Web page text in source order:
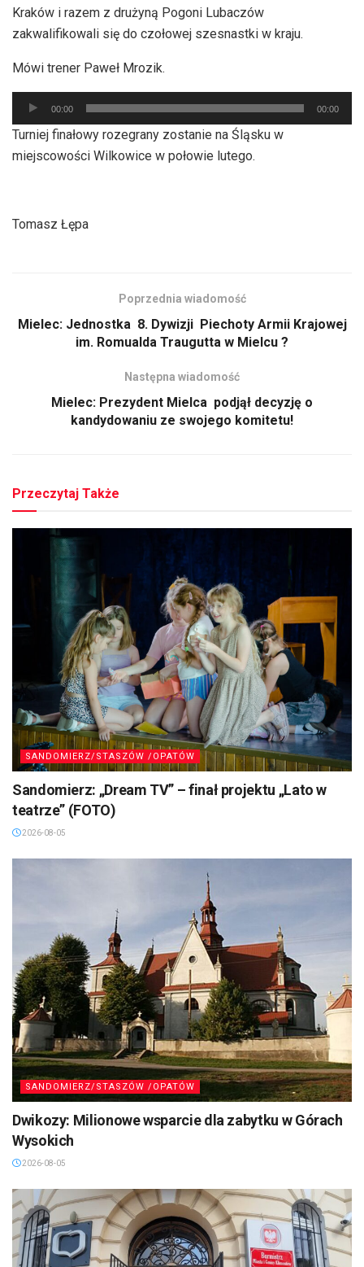
Kraków i razem z drużyną Pogoni Lubaczów
zakwalifikowali się do czołowej szesnastki w kraju.
​Mówi trener Paweł Mrozik.
Odtwarzacz
plików
dźwiękowych
00:00 00:00
Turniej finałowy rozegrany zostanie na Śląsku w
miejscowości Wilkowice w połowie lutego.
Tomasz Łępa
Poprzednia wiadomość
Mielec: Jednostka 8. Dywizji Piechoty Armii Krajowej
im. Romualda Traugutta w Mielcu ?
Następna wiadomość
Mielec: Prezydent Mielca podjął decyzję o
kandydowaniu ze swojego komitetu!
Przeczytaj Także
SANDOMIERZ/STASZÓW /OPATÓW
Sandomierz: „Dream TV” – finał projektu „Lato w
teatrze” (FOTO)
2026-08-05
SANDOMIERZ/STASZÓW /OPATÓW
Dwikozy: Milionowe wsparcie dla zabytku w Górach
Wysokich
2026-08-05